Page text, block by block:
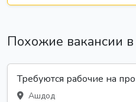
Похожие вакансии
Требуются рабочие на
Ашдод